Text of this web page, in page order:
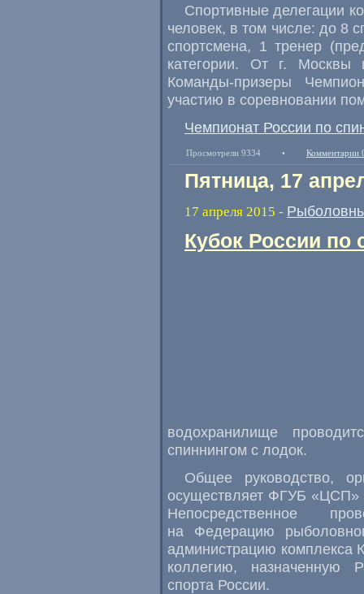
Спортивные делегации
человек, в том числе: до 8
спортсмена, 1 тренер
категории. От г. Москвы
Команды-призеры
участию в соревновании
Чемпионат России по
Просмотрели 9334 • Комментарии
Пятница, 17
17 апреля 2015 -
Кубок России по
водохранилище
спиннингом с лодок.
Общее руководство,
осуществляет ФГУБ «ЦСП»
Непосредственное
на Федерацию
администрацию комплекса
коллегию,
назначенную
спорта России.